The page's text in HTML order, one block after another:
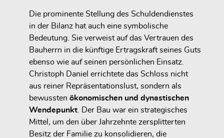
Die prominente Stellung des Schuldendienstes
in der Bilanz hat auch eine symbolische
Bedeutung. Sie verweist auf das Vertrauen des
Bauherrn in die künftige Ertragskraft seines Guts
ebenso wie auf seinen persönlichen Einsatz.
Christoph Daniel errichtete das Schloss nicht
aus reiner Repräsentationslust, sondern als
bewussten ökonomischen und dynastischen
Wendepunkt . Der Bau war ein strategisches
Mittel, um den über Jahrzehnte zersplitterten
Besitz der Familie zu konsolidieren, die